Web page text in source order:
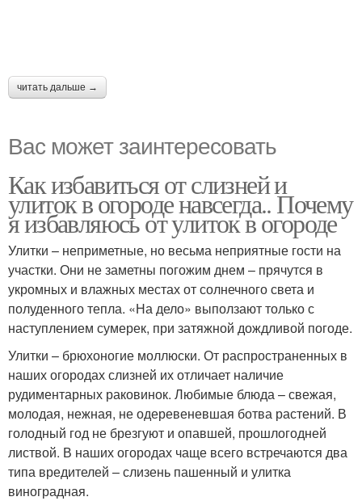
читать дальше →
Вас может заинтересовать
Как избавиться от слизней и
улиток в огороде навсегда.. Почему
я избавляюсь от улиток в огороде
Улитки – неприметные, но весьма неприятные гости на
участки. Они не заметны погожим днем – прячутся в
укромных и влажных местах от солнечного света и
полуденного тепла. «На дело» выползают только с
наступлением сумерек, при затяжной дождливой погоде.
Улитки – брюхоногие моллюски. От распространенных в
наших огородах слизней их отличает наличие
рудиментарных раковинок. Любимые блюда – свежая,
молодая, нежная, не одеревеневшая ботва растений. В
голодный год не брезгуют и опавшей, прошлогодней
листвой. В наших огородах чаще всего встречаются два
типа вредителей – слизень пашенный и улитка
виноградная.